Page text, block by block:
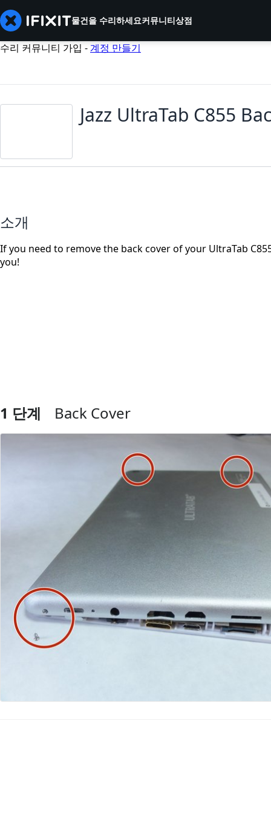
물건을 수리하세요커뮤니티상점
수리 커뮤니티 가입 -계정 만들기
Jazz UltraTab C855
소개
If you need to remove the back cover of your UltraTab
you!
1 단계 Back Cover